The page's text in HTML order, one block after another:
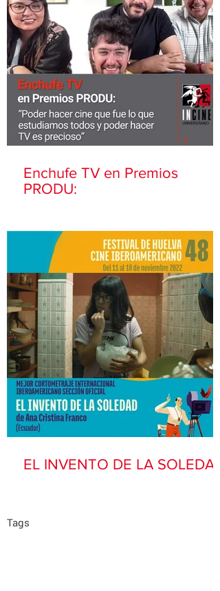
Enchufe TV en Premios
PRODU:
EL INVENTO DE LA SOLEDAD
Tags